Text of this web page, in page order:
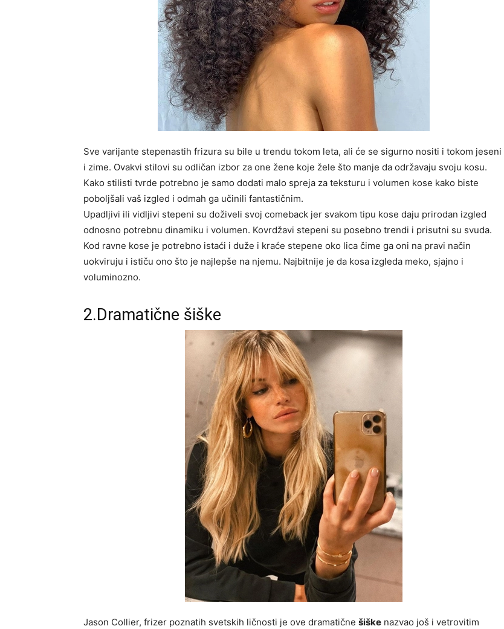
Sve varijante stepenastih frizura su bile u trendu tokom leta, ali će se sigurno nositi i tokom jeseni
i zime. Ovakvi stilovi su odličan izbor za one žene koje žele što manje da održavaju svoju kosu.
Kako stilisti tvrde potrebno je samo dodati malo spreja za teksturu i volumen kose kako biste
poboljšali vaš izgled i odmah ga učinili fantastičnim.
Upadljivi ili vidljivi stepeni su doživeli svoj comeback jer svakom tipu kose daju prirodan izgled
odnosno potrebnu dinamiku i volumen. Kovrdžavi stepeni su posebno trendi i prisutni su svuda.
Kod ravne kose je potrebno istaći i duže i kraće stepene oko lica čime ga oni na pravi način
uokviruju i ističu ono što je najlepše na njemu. Najbitnije je da kosa izgleda meko, sjajno i
voluminozno.
2.Dramatične šiške
Jason Collier, frizer poznatih svetskih ličnosti je ove dramatične šiške nazvao još i vetrovitim